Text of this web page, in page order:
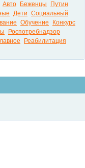
Авто Беженцы
Путин
Дети Социальный
Обучение
Конкурс
Роспотребнадзор
Реабилитация